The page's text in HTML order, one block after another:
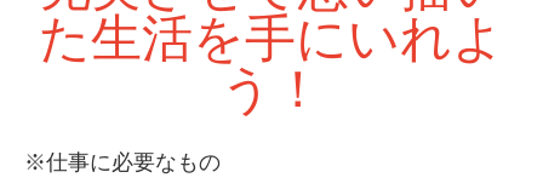
た生活を手にいれよ
う！
※仕事に必要なもの